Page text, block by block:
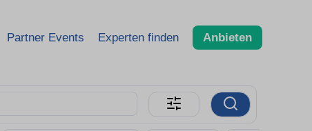
Partner Events Experten finden Anbieten